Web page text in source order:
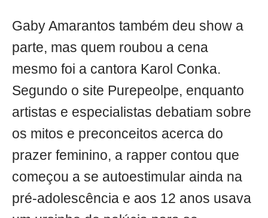
Gaby Amarantos também deu show a
parte, mas quem roubou a cena
mesmo foi a cantora Karol Conka.
Segundo o site Purepeolpe, enquanto
artistas e especialistas debatiam sobre
os mitos e preconceitos acerca do
prazer feminino, a rapper contou que
começou a se autoestimular ainda na
pré-adolescência e aos 12 anos usava